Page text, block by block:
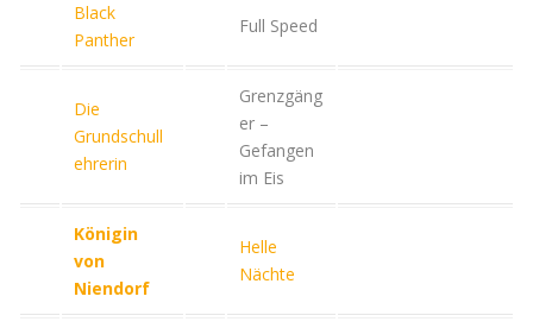
Black
Panther
Full Speed
Die
Grundschull
ehrerin
Grenzgäng
er –
Gefangen
im Eis
Königin
von
Niendorf
Helle
Nächte